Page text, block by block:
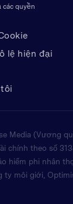
các quyền
lệ hiện đại
Media (Vương
chính theo số
hiểm phi nhân
ty môi giới,